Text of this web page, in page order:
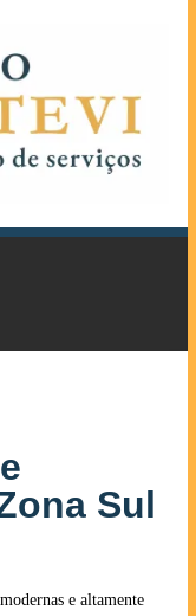
Sul
e altamente